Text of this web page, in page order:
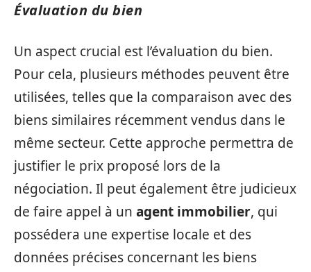
Évaluation du bien
Un aspect crucial est l’évaluation du bien.
Pour cela, plusieurs méthodes peuvent être
utilisées, telles que la comparaison avec des
biens similaires récemment vendus dans le
même secteur. Cette approche permettra de
justifier le prix proposé lors de la
négociation. Il peut également être judicieux
de faire appel à un agent immobilier, qui
possédera une expertise locale et des
données précises concernant les biens